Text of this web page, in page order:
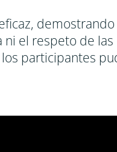
el respeto de
participantes